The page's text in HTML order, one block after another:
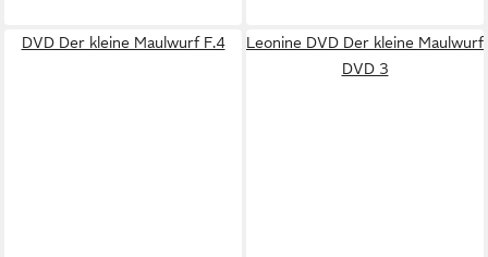
DVD Der kleine Maulwurf F.4
Leonine DVD Der kleine Maulwurf
DVD 3